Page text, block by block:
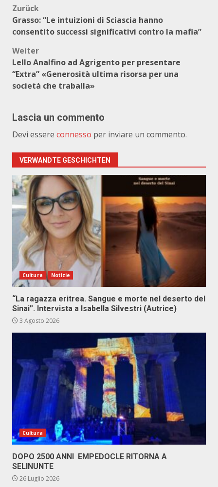
Beitragsnavigation
Zurück
Grasso: “Le intuizioni di Sciascia hanno
consentito successi significativi contro la mafia”
Weiter
Lello Analfino ad Agrigento per presentare
“Extra” «Generosità ultima risorsa per una
società che traballa»
Lascia un commento
Devi essere connesso per inviare un commento.
VERWANDTE GESCHICHTEN
Cultura Notizie
“La ragazza eritrea. Sangue e morte nel deserto del
Sinai”. Intervista a Isabella Silvestri (Autrice)
3 Agosto 2026
Cultura
DOPO 2500 ANNI EMPEDOCLE RITORNA A
SELINUNTE
26 Luglio 2026